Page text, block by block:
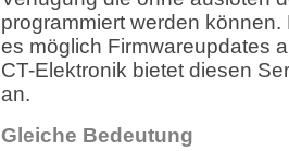
programmiert werden können.
es möglich Firmwareupdates
CT-Elektronik bietet diesen
an.
Gleiche Bedeutung